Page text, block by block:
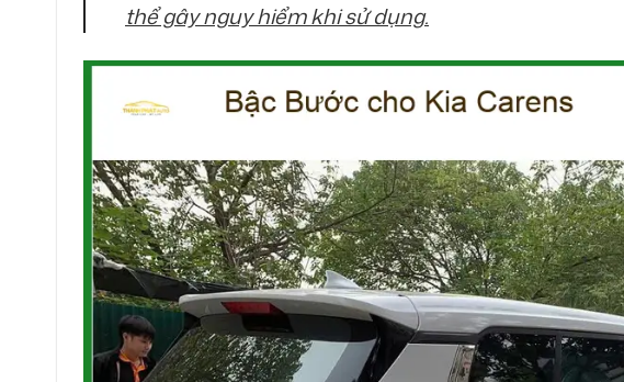
thể gây nguy hiểm khi sử dụng.